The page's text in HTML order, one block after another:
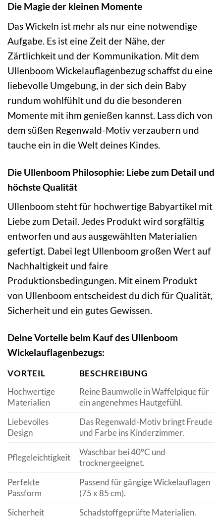
Die Magie der kleinen Momente
Das Wickeln ist mehr als nur eine notwendige
Aufgabe. Es ist eine Zeit der Nähe, der
Zärtlichkeit und der Kommunikation. Mit dem
Ullenboom Wickelauflagenbezug schaffst du eine
liebevolle Umgebung, in der sich dein Baby
rundum wohlfühlt und du die besonderen
Momente mit ihm genießen kannst. Lass dich von
dem süßen Regenwald-Motiv verzaubern und
tauche ein in die Welt deines Kindes.
Die Ullenboom Philosophie: Liebe zum Detail und
höchste Qualität
Ullenboom steht für hochwertige Babyartikel mit
Liebe zum Detail. Jedes Produkt wird sorgfältig
entworfen und aus ausgewählten Materialien
gefertigt. Dabei legt Ullenboom großen Wert auf
Nachhaltigkeit und faire
Produktionsbedingungen. Mit einem Produkt
von Ullenboom entscheidest du dich für Qualität,
Sicherheit und ein gutes Gewissen.
Deine Vorteile beim Kauf des Ullenboom
Wickelauflagenbezugs:
VORTEIL
BESCHREIBUNG
Hochwertige
Materialien
Reine Baumwolle in Waffelpique für
ein angenehmes Hautgefühl.
Liebevolles
Design
Das Regenwald-Motiv bringt Freude
und Farbe ins Kinderzimmer.
Pflegeleichtigkeit
Waschbar bei 40°C und
trocknergeeignet.
Perfekte
Passform
Passend für gängige Wickelauflagen
(75 x 85 cm).
Sicherheit
Schadstoffgeprüfte Materialien.